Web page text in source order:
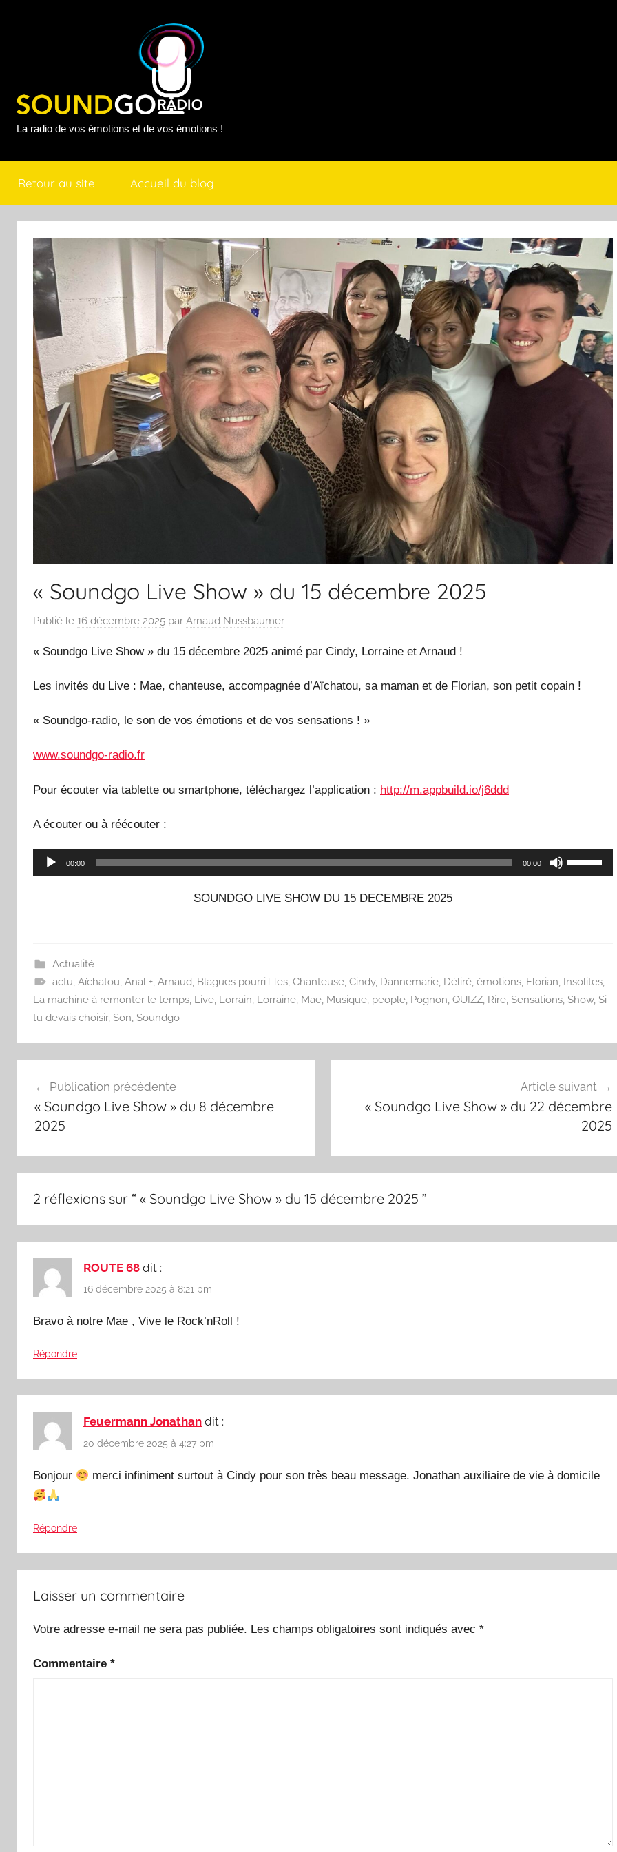
Sound
Go
Radio
La radio de vos émotions et de vos émotions !
Retour au site Accueil du blog
« Soundgo Live Show » du 15 décembre 2025
Publié le 16 décembre 2025 par Arnaud Nussbaumer
« Soundgo Live Show » du 15 décembre 2025 animé par Cindy, Lorraine et Arnaud !
Les invités du Live : Mae, chanteuse, accompagnée d’Aïchatou, sa maman et de Florian, son petit copain !
« Soundgo-radio, le son de vos émotions et de vos sensations ! »
www.soundgo-radio.fr
Pour écouter via tablette ou smartphone, téléchargez l’application : http://m.appbuild.io/j6ddd
A écouter ou à réécouter :
Lecteur
audio
00:00 00:00
Utilisez
les
ou
diminuer
SOUNDGO LIVE SHOW DU 15 DECEMBRE 2025
Actualité
actu Aïchatou Anal +, Arnaud Blagues pourriTTes, Chanteuse, Cindy, Dannemarie, Déliré, émotions, Florian Insolites,
La machine à remonter le temps Live Lorrain Lorraine Mae Musique people Pognon QUIZZ Rire Sensations Show, Si
tu devais choisir, Son Soundgo
l’article
Publication précédente
« Soundgo Live Show » du 8 décembre
2025
Article suivant
« Soundgo Live Show » du 22 décembre
2025
2 réflexions sur “ « Soundgo Live Show » du 15 décembre 2025 ”
ROUTE 68 dit :
16 décembre 2025 à 8:21 pm
Bravo à notre Mae , Vive le Rock’nRoll !
Répondre
Feuermann Jonathan dit :
20 décembre 2025 à 4:27 pm
Bonjour merci infiniment surtout à Cindy pour son très beau message. Jonathan auxiliaire de vie à domicile
Répondre
Laisser un commentaire
Votre adresse e-mail ne sera pas publiée. Les champs obligatoires sont indiqués avec *
Commentaire *